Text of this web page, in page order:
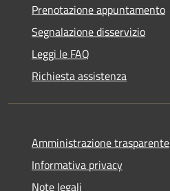
Prenotazione appuntamento
Segnalazione disservizio
Leggi le FAQ
Richiesta assistenza
Amministrazione trasparente
Informativa privacy
Note legali